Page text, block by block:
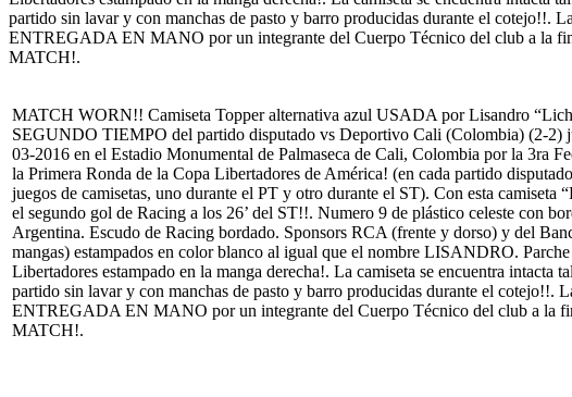
MATCH WORN!! Camiseta Topper alternativa azul USADA por Lisandro
SEGUNDO TIEMPO del partido disputado vs Deportivo Cali (Colombia) (2-2)
03-2016 en el Estadio Monumental de Palmaseca de Cali, Colombia por la 3ra
la Primera Ronda de la Copa Libertadores de América! (en cada partido
juegos de camisetas, uno durante el PT y otro durante el ST). Con esta camiseta
el segundo gol de Racing a los 26’ del ST!!. Numero 9 de plástico celeste con
Argentina. Escudo de Racing bordado. Sponsors RCA (frente y dorso) y del
mangas) estampados en color blanco al igual que el nombre LISANDRO.
Libertadores estampado en la manga derecha!. La camiseta se encuentra intacta
partido sin lavar y con manchas de pasto y barro producidas durante el cotejo!!.
ENTREGADA EN MANO por un integrante del Cuerpo Técnico del club a la
MATCH!.